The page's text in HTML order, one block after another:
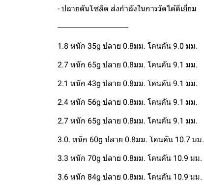
- ปลายตันโซลิต ส่งกำลังในการวัดได้ดีเยี่ยม
------------------------------------
1.8 หนัก 35g ปลาย 0.8มม. โคนคัน 9.0 มม.
2.7 หนัก 65g ปลาย 0.8มม. โคนคัน 9.1 มม.
2.1 หนัก 43g ปลาย 0.8มม. โคนคัน 9.1 มม.
2.4 หนัก 56g ปลาย 0.8มม. โคนคัน 9.1 มม.
2.7 หนัก 65g ปลาย 0.8มม. โคนคัน 9.1 มม.
3.0. หนัก 60g ปลาย 0.8มม. โคนคัน 10.7 มม.
3.3 หนัก 70g ปลาย 0.8มม. โคนคัน 10.9 มม.
3.6 หนัก 84g ปลาย 0.8มม. โคนคัน 10.9 มม.